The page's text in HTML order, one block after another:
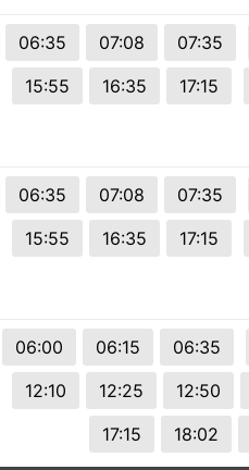
06:35 07:08 07:35
15:55
16:35 17:15
06:35 07:08 07:35
15:55
16:35 17:15
06:00 06:15 06:35
12:10 12:25 12:50
17:15
18:02